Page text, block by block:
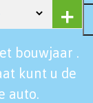
bouwjaar .
kunt u de
auto.